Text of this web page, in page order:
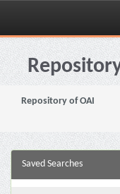
Skip
navigation
Repository of OAI
Saved Searches